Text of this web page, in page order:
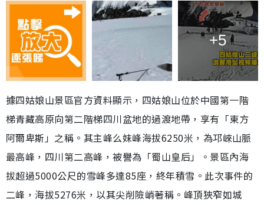
+5
據四姑娘山景區官方資料顯示，四姑娘山位於中國第一階
梯青藏高原向第二階梯四川盆地的過渡地帶，享有「東方
阿爾卑斯」之稱。其主峰么妹峰海拔6250米，為邛崍山脈
最高峰，四川第二高峰，被譽為「蜀山皇后」。景區內海
拔超過5000公尺的雪峰多達85座，終年積雪。此次事件的
二峰，海拔5276米，以其尖削險峭著稱。峰頂狹窄如城